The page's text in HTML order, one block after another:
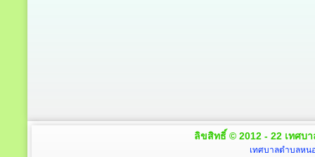
ลิขสิทธิ์ © 2012 - 22 เทศบ
เทศบาลตำบลหน